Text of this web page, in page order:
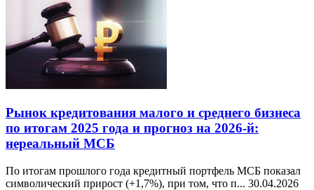
Рынок кредитования малого и среднего бизнеса
по итогам 2025 года и прогноз на 2026-й:
нереальный МСБ
По итогам прошлого года кредитный портфель МСБ показал
символический прирост (+1,7%), при том, что п... 30.04.2026